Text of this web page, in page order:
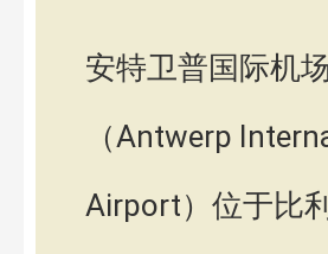
安特卫普国际机场
（Antwerp
Airport）位于比